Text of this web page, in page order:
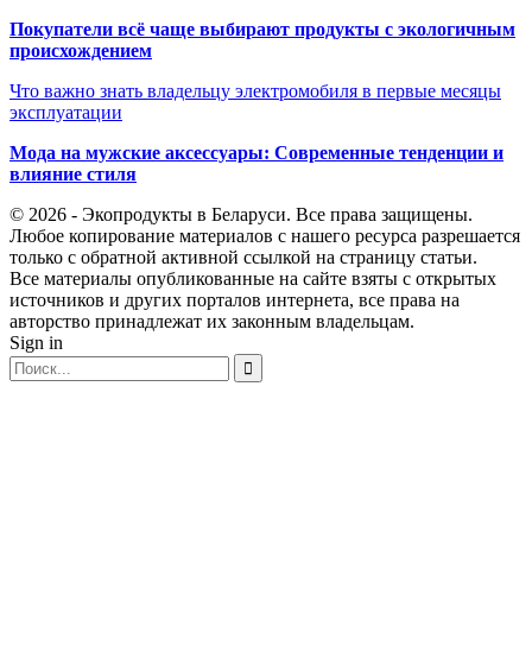
Покупатели всё чаще выбирают продукты с экологичным
происхождением
Что важно знать владельцу электромобиля в первые месяцы
эксплуатации
Мода на мужские аксессуары: Современные тенденции и
влияние стиля
© 2026 - Экопродукты в Беларуси. Все права защищены.
Любое копирование материалов с нашего ресурса разрешается
только с обратной активной ссылкой на страницу статьи.
Все материалы опубликованные на сайте взяты с открытых
источников и других порталов интернета, все права на
авторство принадлежат их законным владельцам.
Sign in